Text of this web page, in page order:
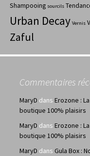
Shampooing sourcils
Urban Decay Vernis
Zaful
Commentaires
MaryD dans Erozone : La
boutique 100% plaisirs
MaryD dans Erozone : La
boutique 100% plaisirs
MaryD dans Gula Box :